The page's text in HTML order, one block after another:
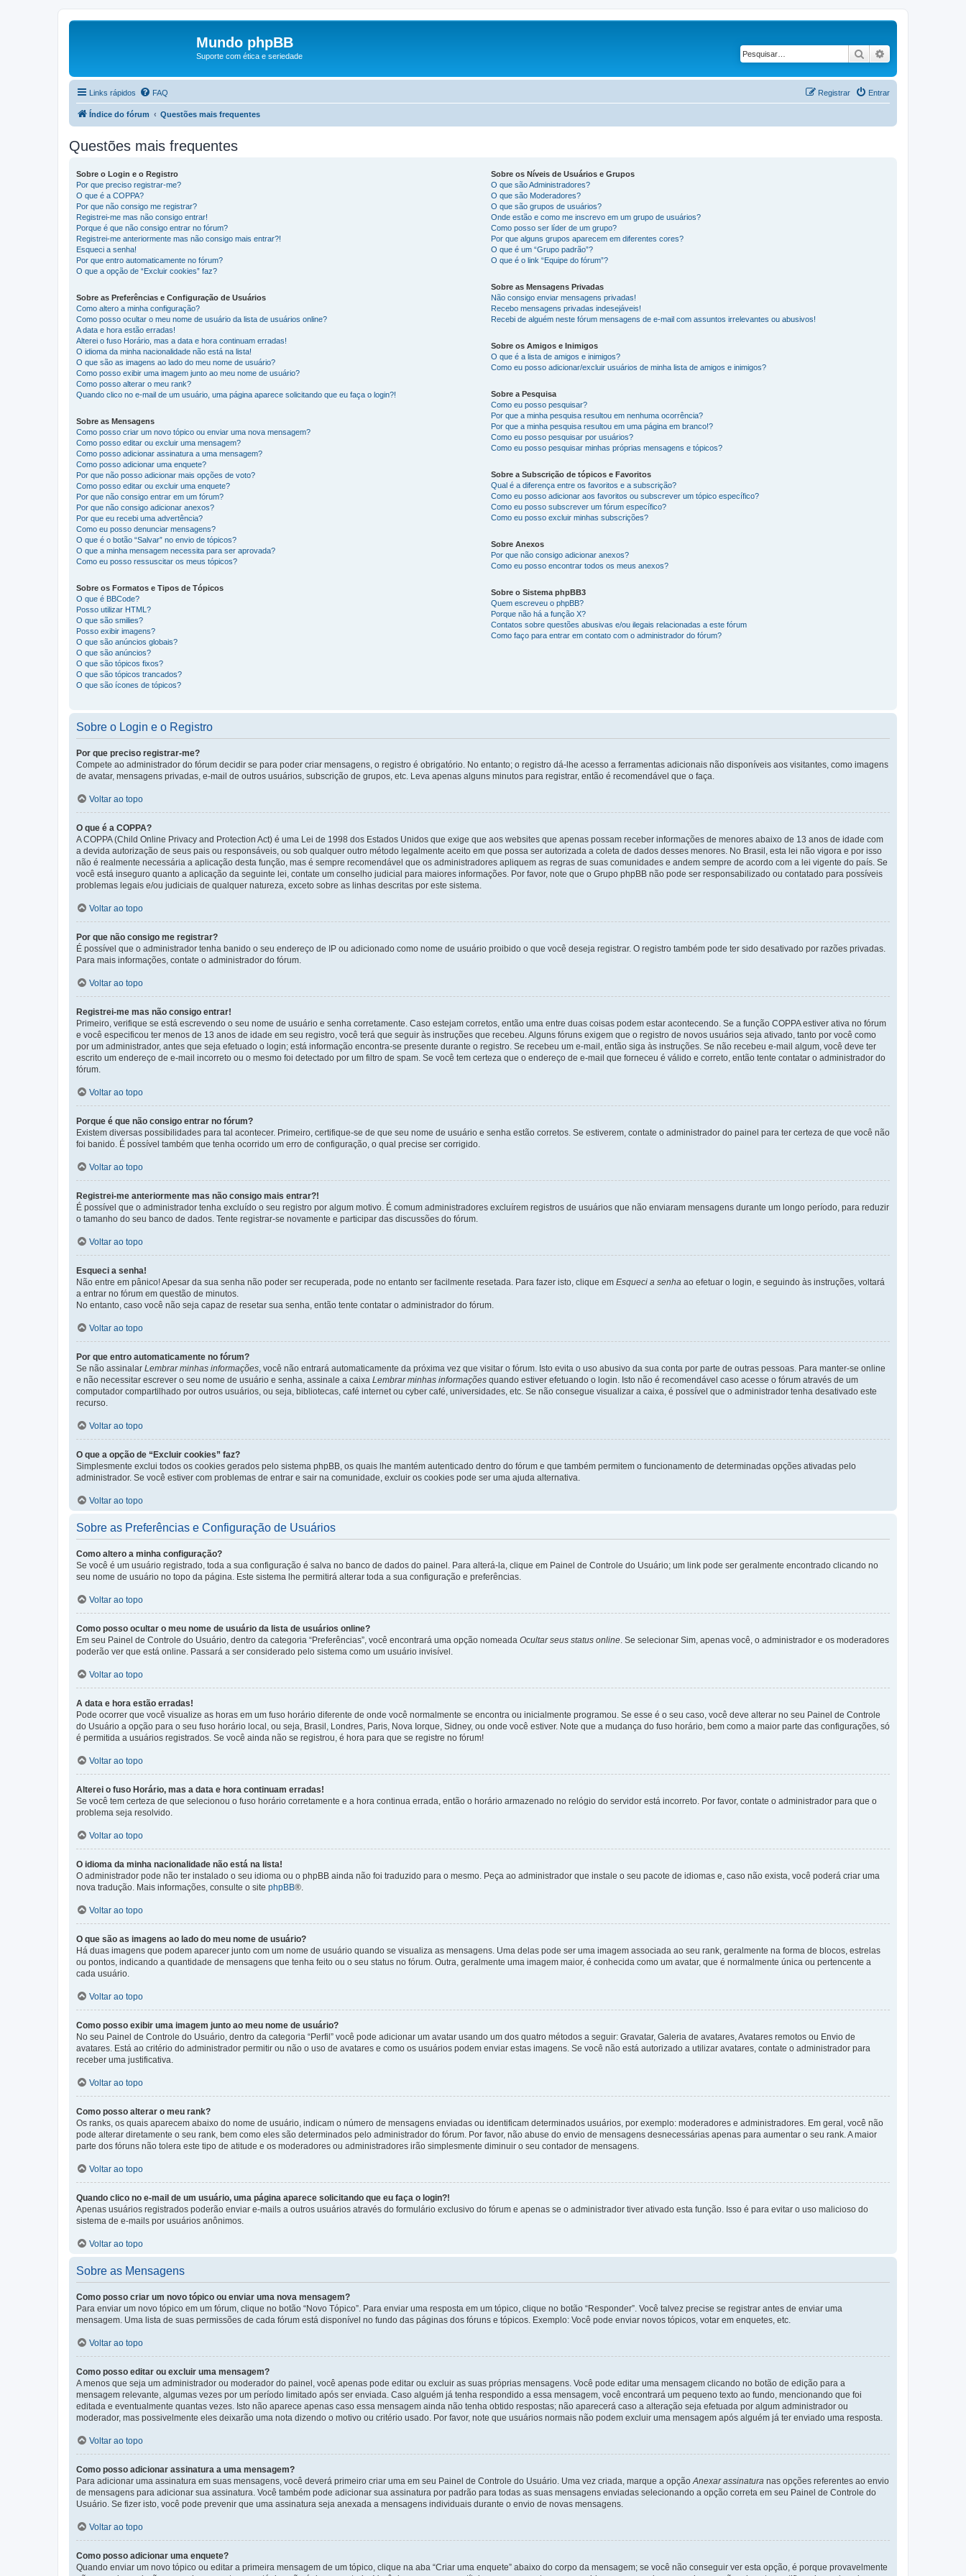
Mundo phpBB
Suporte com ética e seriedade Pesquisar
Links rápidos FAQ Entrar
Registrar
Índice do fórum Questões mais frequentes
Questões mais frequentes
Sobre o Login e o Registro
Por que preciso registrar-me?
O que é a COPPA?
Por que não consigo me registrar?
Registrei-me mas não consigo entrar!
Porque é que não consigo entrar no fórum?
Registrei-me anteriormente mas não consigo mais entrar?!
Esqueci a senha!
Por que entro automaticamente no fórum?
O que a opção de “Excluir cookies” faz?
Sobre as Preferências e Configuração de Usuários
Como altero a minha configuração?
Como posso ocultar o meu nome de usuário da lista de usuários online?
A data e hora estão erradas!
Alterei o fuso Horário, mas a data e hora continuam erradas!
O idioma da minha nacionalidade não está na lista!
O que são as imagens ao lado do meu nome de usuário?
Como posso exibir uma imagem junto ao meu nome de usuário?
Como posso alterar o meu rank?
Quando clico no e-mail de um usuário, uma página aparece solicitando que eu faça o login?!
Sobre as Mensagens
Como posso criar um novo tópico ou enviar uma nova mensagem?
Como posso editar ou excluir uma mensagem?
Como posso adicionar assinatura a uma mensagem?
Como posso adicionar uma enquete?
Por que não posso adicionar mais opções de voto?
Como posso editar ou excluir uma enquete?
Por que não consigo entrar em um fórum?
Por que não consigo adicionar anexos?
Por que eu recebi uma advertência?
Como eu posso denunciar mensagens?
O que é o botão “Salvar” no envio de tópicos?
O que a minha mensagem necessita para ser aprovada?
Como eu posso ressuscitar os meus tópicos?
Sobre os Formatos e Tipos de Tópicos
O que é BBCode?
Posso utilizar HTML?
O que são smilies?
Posso exibir imagens?
O que são anúncios globais?
O que são anúncios?
O que são tópicos fixos?
O que são tópicos trancados?
O que são ícones de tópicos?
Sobre os Níveis de Usuários e Grupos
O que são Administradores?
O que são Moderadores?
O que são grupos de usuários?
Onde estão e como me inscrevo em um grupo de usuários?
Como posso ser líder de um grupo?
Por que alguns grupos aparecem em diferentes cores?
O que é um “Grupo padrão”?
O que é o link “Equipe do fórum”?
Sobre as Mensagens Privadas
Não consigo enviar mensagens privadas!
Recebo mensagens privadas indesejáveis!
Recebi de alguém neste fórum mensagens de e-mail com assuntos irrelevantes ou abusivos!
Sobre os Amigos e Inimigos
O que é a lista de amigos e inimigos?
Como eu posso adicionar/excluir usuários de minha lista de amigos e inimigos?
Sobre a Pesquisa
Como eu posso pesquisar?
Por que a minha pesquisa resultou em nenhuma ocorrência?
Por que a minha pesquisa resultou em uma página em branco!?
Como eu posso pesquisar por usuários?
Como eu posso pesquisar minhas próprias mensagens e tópicos?
Sobre a Subscrição de tópicos e Favoritos
Qual é a diferença entre os favoritos e a subscrição?
Como eu posso adicionar aos favoritos ou subscrever um tópico específico?
Como eu posso subscrever um fórum específico?
Como eu posso excluir minhas subscrições?
Sobre Anexos
Por que não consigo adicionar anexos?
Como eu posso encontrar todos os meus anexos?
Sobre o Sistema phpBB3
Quem escreveu o phpBB?
Porque não há a função X?
Contatos sobre questões abusivas e/ou ilegais relacionadas a este fórum
Como faço para entrar em contato com o administrador do fórum?
Sobre o Login e o Registro
Por que preciso registrar-me?
Compete ao administrador do fórum decidir se para poder criar mensagens, o registro é obrigatório. No entanto; o registro dá-lhe acesso a ferramentas adicionais não disponíveis aos visitantes, como imagens
de avatar, mensagens privadas, e-mail de outros usuários, subscrição de grupos, etc. Leva apenas alguns minutos para registrar, então é recomendável que o faça.
Voltar ao topo
O que é a COPPA?
A COPPA (Child Online Privacy and Protection Act) é uma Lei de 1998 dos Estados Unidos que exige que aos websites que apenas possam receber informações de menores abaixo de 13 anos de idade com
a devida autorização de seus pais ou responsáveis, ou sob qualquer outro método legalmente aceito em que possa ser autorizada a coleta de dados desses menores. No Brasil, esta lei não vigora e por isso
não é realmente necessária a aplicação desta função, mas é sempre recomendável que os administradores apliquem as regras de suas comunidades e andem sempre de acordo com a lei vigente do país. Se
você está inseguro quanto a aplicação da seguinte lei, contate um conselho judicial para maiores informações. Por favor, note que o Grupo phpBB não pode ser responsabilizado ou contatado para possíveis
problemas legais e/ou judiciais de qualquer natureza, exceto sobre as linhas descritas por este sistema.
Voltar ao topo
Por que não consigo me registrar?
É possível que o administrador tenha banido o seu endereço de IP ou adicionado como nome de usuário proibido o que você deseja registrar. O registro também pode ter sido desativado por razões privadas.
Para mais informações, contate o administrador do fórum.
Voltar ao topo
Registrei-me mas não consigo entrar!
Primeiro, verifique se está escrevendo o seu nome de usuário e senha corretamente. Caso estejam corretos, então uma entre duas coisas podem estar acontecendo. Se a função COPPA estiver ativa no fórum
e você especificou ter menos de 13 anos de idade em seu registro, você terá que seguir às instruções que recebeu. Alguns fóruns exigem que o registro de novos usuários seja ativado, tanto por você como
por um administrador, antes que seja efetuado o login; está informação encontra-se presente durante o registro. Se recebeu um e-mail, então siga às instruções. Se não recebeu e-mail algum, você deve ter
escrito um endereço de e-mail incorreto ou o mesmo foi detectado por um filtro de spam. Se você tem certeza que o endereço de e-mail que forneceu é válido e correto, então tente contatar o administrador do
fórum.
Voltar ao topo
Porque é que não consigo entrar no fórum?
Existem diversas possibilidades para tal acontecer. Primeiro, certifique-se de que seu nome de usuário e senha estão corretos. Se estiverem, contate o administrador do painel para ter certeza de que você não
foi banido. É possível também que tenha ocorrido um erro de configuração, o qual precise ser corrigido.
Voltar ao topo
Registrei-me anteriormente mas não consigo mais entrar?!
É possível que o administrador tenha excluído o seu registro por algum motivo. É comum administradores excluírem registros de usuários que não enviaram mensagens durante um longo período, para reduzir
o tamanho do seu banco de dados. Tente registrar-se novamente e participar das discussões do fórum.
Voltar ao topo
Esqueci a senha!
Não entre em pânico! Apesar da sua senha não poder ser recuperada, pode no entanto ser facilmente resetada. Para fazer isto, clique em Esqueci a senha ao efetuar o login, e seguindo às instruções, voltará
a entrar no fórum em questão de minutos.
No entanto, caso você não seja capaz de resetar sua senha, então tente contatar o administrador do fórum.
Voltar ao topo
Por que entro automaticamente no fórum?
Se não assinalar Lembrar minhas informações , você não entrará automaticamente da próxima vez que visitar o fórum. Isto evita o uso abusivo da sua conta por parte de outras pessoas. Para manter-se online
e não necessitar escrever o seu nome de usuário e senha, assinale a caixa Lembrar minhas informações quando estiver efetuando o login. Isto não é recomendável caso acesse o fórum através de um
computador compartilhado por outros usuários, ou seja, bibliotecas, café internet ou cyber café, universidades, etc. Se não consegue visualizar a caixa, é possível que o administrador tenha desativado este
recurso.
Voltar ao topo
O que a opção de “Excluir cookies” faz?
Simplesmente exclui todos os cookies gerados pelo sistema phpBB, os quais lhe mantém autenticado dentro do fórum e que também permitem o funcionamento de determinadas opções ativadas pelo
administrador. Se você estiver com problemas de entrar e sair na comunidade, excluir os cookies pode ser uma ajuda alternativa.
Voltar ao topo
Sobre as Preferências e Configuração de Usuários
Como altero a minha configuração?
Se você é um usuário registrado, toda a sua configuração é salva no banco de dados do painel. Para alterá-la, clique em Painel de Controle do Usuário; um link pode ser geralmente encontrado clicando no
seu nome de usuário no topo da página. Este sistema lhe permitirá alterar toda a sua configuração e preferências.
Voltar ao topo
Como posso ocultar o meu nome de usuário da lista de usuários online?
Em seu Painel de Controle do Usuário, dentro da categoria “Preferências”, você encontrará uma opção nomeada Ocultar seus status online . Se selecionar Sim, apenas você, o administrador e os moderadores
poderão ver que está online. Passará a ser considerado pelo sistema como um usuário invisível.
Voltar ao topo
A data e hora estão erradas!
Pode ocorrer que você visualize as horas em um fuso horário diferente de onde você normalmente se encontra ou inicialmente programou. Se esse é o seu caso, você deve alterar no seu Painel de Controle
do Usuário a opção para o seu fuso horário local, ou seja, Brasil, Londres, Paris, Nova Iorque, Sidney, ou onde você estiver. Note que a mudança do fuso horário, bem como a maior parte das configurações, só
é permitida a usuários registrados. Se você ainda não se registrou, é hora para que se registre no fórum!
Voltar ao topo
Alterei o fuso Horário, mas a data e hora continuam erradas!
Se você tem certeza de que selecionou o fuso horário corretamente e a hora continua errada, então o horário armazenado no relógio do servidor está incorreto. Por favor, contate o administrador para que o
problema seja resolvido.
Voltar ao topo
O idioma da minha nacionalidade não está na lista!
O administrador pode não ter instalado o seu idioma ou o phpBB ainda não foi traduzido para o mesmo. Peça ao administrador que instale o seu pacote de idiomas e, caso não exista, você poderá criar uma
nova tradução. Mais informações, consulte o site phpBB®.
Voltar ao topo
O que são as imagens ao lado do meu nome de usuário?
Há duas imagens que podem aparecer junto com um nome de usuário quando se visualiza as mensagens. Uma delas pode ser uma imagem associada ao seu rank, geralmente na forma de blocos, estrelas
ou pontos, indicando a quantidade de mensagens que tenha feito ou o seu status no fórum. Outra, geralmente uma imagem maior, é conhecida como um avatar, que é normalmente única ou pertencente a
cada usuário.
Voltar ao topo
Como posso exibir uma imagem junto ao meu nome de usuário?
No seu Painel de Controle do Usuário, dentro da categoria “Perfil” você pode adicionar um avatar usando um dos quatro métodos a seguir: Gravatar, Galeria de avatares, Avatares remotos ou Envio de
avatares. Está ao critério do administrador permitir ou não o uso de avatares e como os usuários podem enviar estas imagens. Se você não está autorizado a utilizar avatares, contate o administrador para
receber uma justificativa.
Voltar ao topo
Como posso alterar o meu rank?
Os ranks, os quais aparecem abaixo do nome de usuário, indicam o número de mensagens enviadas ou identificam determinados usuários, por exemplo: moderadores e administradores. Em geral, você não
pode alterar diretamente o seu rank, bem como eles são determinados pelo administrador do fórum. Por favor, não abuse do envio de mensagens desnecessárias apenas para aumentar o seu rank. A maior
parte dos fóruns não tolera este tipo de atitude e os moderadores ou administradores irão simplesmente diminuir o seu contador de mensagens.
Voltar ao topo
Quando clico no e-mail de um usuário, uma página aparece solicitando que eu faça o login?!
Apenas usuários registrados poderão enviar e-mails a outros usuários através do formulário exclusivo do fórum e apenas se o administrador tiver ativado esta função. Isso é para evitar o uso malicioso do
sistema de e-mails por usuários anônimos.
Voltar ao topo
Sobre as Mensagens
Como posso criar um novo tópico ou enviar uma nova mensagem?
Para enviar um novo tópico em um fórum, clique no botão “Novo Tópico”. Para enviar uma resposta em um tópico, clique no botão “Responder”. Você talvez precise se registrar antes de enviar uma
mensagem. Uma lista de suas permissões de cada fórum está disponível no fundo das páginas dos fóruns e tópicos. Exemplo: Você pode enviar novos tópicos, votar em enquetes, etc.
Voltar ao topo
Como posso editar ou excluir uma mensagem?
A menos que seja um administrador ou moderador do painel, você apenas pode editar ou excluir as suas próprias mensagens. Você pode editar uma mensagem clicando no botão de edição para a
mensagem relevante, algumas vezes por um período limitado após ser enviada. Caso alguém já tenha respondido a essa mensagem, você encontrará um pequeno texto ao fundo, mencionando que foi
editada e eventualmente quantas vezes. Isto não aparece apenas caso essa mensagem ainda não tenha obtido respostas; não aparecerá caso a alteração seja efetuada por algum administrador ou
moderador, mas possivelmente eles deixarão uma nota dizendo o motivo ou critério usado. Por favor, note que usuários normais não podem excluir uma mensagem após alguém já ter enviado uma resposta.
Voltar ao topo
Como posso adicionar assinatura a uma mensagem?
Para adicionar uma assinatura em suas mensagens, você deverá primeiro criar uma em seu Painel de Controle do Usuário. Uma vez criada, marque a opção Anexar assinatura nas opções referentes ao envio
de mensagens para adicionar sua assinatura. Você também pode adicionar sua assinatura por padrão para todas as suas mensagens enviadas selecionando a opção correta em seu Painel de Controle do
Usuário. Se fizer isto, você pode prevenir que uma assinatura seja anexada a mensagens individuais durante o envio de novas mensagens.
Voltar ao topo
Como posso adicionar uma enquete?
Quando enviar um novo tópico ou editar a primeira mensagem de um tópico, clique na aba “Criar uma enquete” abaixo do corpo da mensagem; se você não conseguir ver esta opção, é porque provavelmente